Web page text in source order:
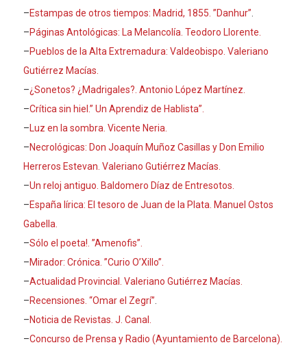
–Estampas de otros tiempos: Madrid, 1855. ”Danhur”
–Páginas Antológicas: La Melancolía. Teodoro Llorente.
–Pueblos de la Alta Extremadura: Valdeobispo. Valeriano
Gutiérrez Macías.
–¿Sonetos? ¿Madrigales?. Antonio López Martínez.
–Crítica sin hiel.” Un Aprendiz de Hablista”.
–Luz en la sombra. Vicente Neria.
–Necrológicas: Don Joaquín Muñoz Casillas y Don Emilio
Herreros Estevan. Valeriano Gutiérrez Macías.
–Un reloj antiguo. Baldomero Díaz de Entresotos.
–España lírica: El tesoro de Juan de la Plata. Manuel Ostos
Gabella.
–Sólo el poeta!. ”Amenofis”.
–Mirador: Crónica. ”Curio O’Xillo”.
–Actualidad Provincial. Valeriano Gutiérrez Macías.
–Recensiones. “Omar el Zegrí”
–Noticia de Revistas. J. Canal.
–Concurso de Prensa y Radio (Ayuntamiento de Barcelona).